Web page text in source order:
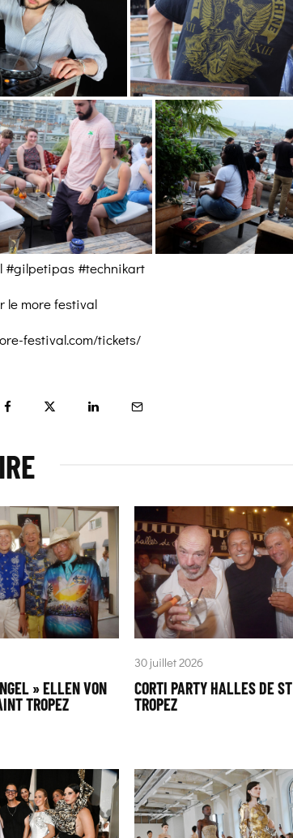
#gilpetipas #technikart
le more festival
festival.com/tickets/
» ELLEN VON
TROPEZ
30 juillet 2026
CORTI PARTY HALLES DE ST
TROPEZ